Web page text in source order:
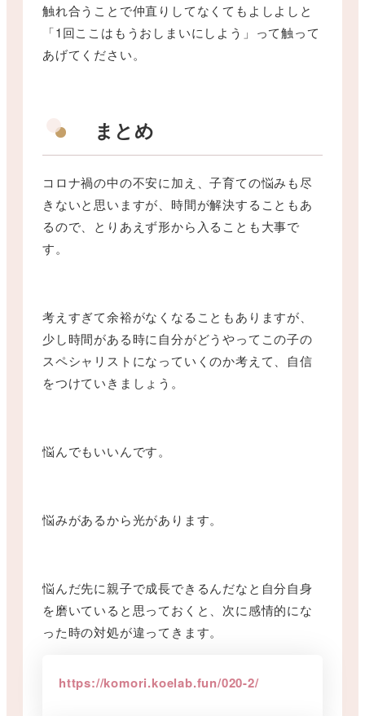
触れ合うことで仲直りしてなくてもよしよしと
「1回ここはもうおしまいにしよう」って触って
あげてください。
まとめ
コロナ禍の中の不安に加え、子育ての悩みも尽
きないと思いますが、時間が解決することもあ
るので、とりあえず形から入ることも大事で
す。
考えすぎて余裕がなくなることもありますが、
少し時間がある時に自分がどうやってこの子の
スペシャリストになっていくのか考えて、自信
をつけていきましょう。
悩んでもいいんです。
悩みがあるから光があります。
悩んだ先に親子で成長できるんだなと自分自身
を磨いていると思っておくと、次に感情的にな
った時の対処が違ってきます。
https://komori.koelab.fun/020-2/